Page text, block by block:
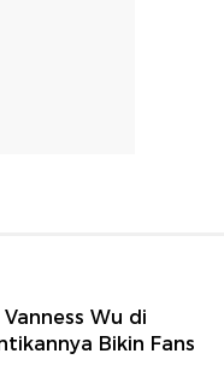
Wu di
Bikin Fans